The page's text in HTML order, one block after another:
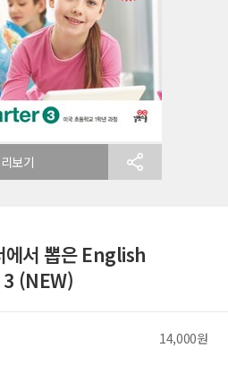
보기
에서 뽑은 English
(NEW)
14,000원